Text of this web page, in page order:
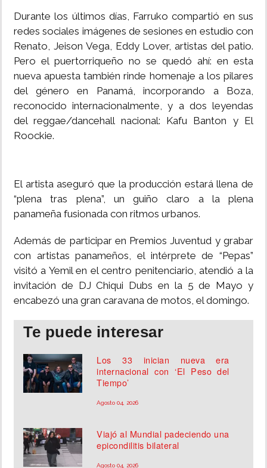
Durante los últimos días, Farruko compartió en sus
redes sociales imágenes de sesiones en estudio con
Renato, Jeison Vega, Eddy Lover, artistas del patio.
Pero el puertorriqueño no se quedó ahí: en esta
nueva apuesta también rinde homenaje a los pilares
del género en Panamá, incorporando a Boza,
reconocido internacionalmente, y a dos leyendas
del reggae/dancehall nacional: Kafu Banton y El
Roockie.
El artista aseguró que la producción estará llena de
“plena tras plena”, un guiño claro a la plena
panameña fusionada con ritmos urbanos.
Además de participar en Premios Juventud y grabar
con artistas panameños, el intérprete de “Pepas”
visitó a Yemil en el centro penitenciario, atendió a la
invitación de DJ Chiqui Dubs en la 5 de Mayo y
encabezó una gran caravana de motos, el domingo.
Te puede interesar
Los 33 inician nueva era
internacional con ‘El Peso del
Tiempo’
Agosto 04, 2026
Viajó al Mundial padeciendo una
epicondilitis bilateral
Agosto 04, 2026